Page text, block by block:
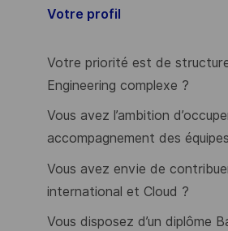
Votre profil
Votre priorité est de
Engineering complexe ?
Vous avez l’ambition
accompagnement des
Vous avez envie de
international et Cloud ?
Vous disposez d’un diplôme